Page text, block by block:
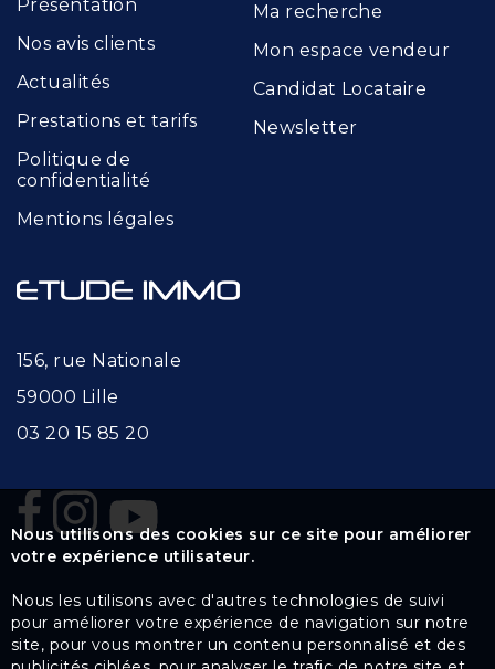
Présentation
Nos avis clients
Actualités
Prestations et tarifs
Politique de
confidentialité
Mentions légales
Ma recherche
Mon espace vendeur
Candidat Locataire
Newsletter
156, rue Nationale
59000 Lille
03 20 15 85 20
Nous utilisons des cookies sur ce site pour améliorer
votre expérience utilisateur.
Nous les utilisons avec d'autres technologies de suivi
pour améliorer votre expérience de navigation sur notre
site, pour vous montrer un contenu personnalisé et des